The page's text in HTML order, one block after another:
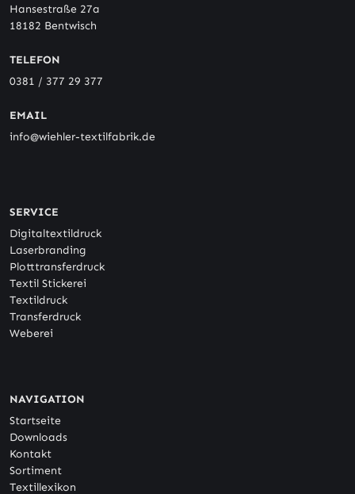
Hansestraße 27a
18182 Bentwisch
TELEFON
0381 / 377 29 377
EMAIL
info@wiehler-textilfabrik.de
SERVICE
Digitaltextildruck
Laserbranding
Plotttransferdruck
Textil Stickerei
Textildruck
Transferdruck
Weberei
NAVIGATION
Startseite
Downloads
Kontakt
Sortiment
Textillexikon